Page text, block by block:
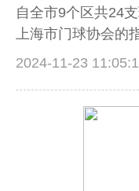
自全市9个区共24
上海市门球协会的
2024-11-23